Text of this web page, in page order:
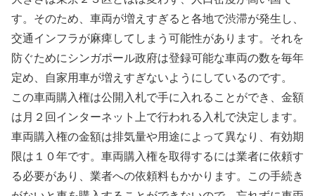
す。そのため、車両が増えすぎると各地で渋滞が発生し、
交通インフラが麻痺してしまう可能性があります。それを
防ぐためにシンガポール政府は登録可能な車両の数を毎年
定め、自家用車が増えすぎないようにしているのです。
この車両購入権は公開入札で手に入れることができ、金額
は月２回インターネット上で行われる入札で決定します。
車両購入権の金額は排気量や用途によって異なり、有効期
限は１０年です。車両購入権を取得するには業者に依頼す
る必要があり、業者への依頼料もかかります。この手続き